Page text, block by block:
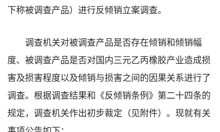
下称被调查产品）进行反倾销立案调查。
调查机关对被调查产品是否存在倾销和倾销幅
度、被调查产品是否对国内三元乙丙橡胶产业造成损
害及损害程度以及倾销与损害之间的因果关系进行了
调查。根据调查结果和《反倾销条例》第二十四条的
规定，调查机关作出初步裁定（见附件）。现就有关